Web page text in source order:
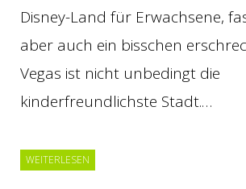
Disney-Land für Erwachsene,
aber auch ein bisschen
Vegas ist nicht unbedingt die
kinderfreundlichste Stadt.…
WEITERLESEN